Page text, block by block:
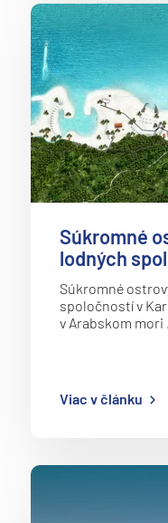
Súkromné
lodných
Súkromné
spoločností v
v Arabskom mori
Viac v článku